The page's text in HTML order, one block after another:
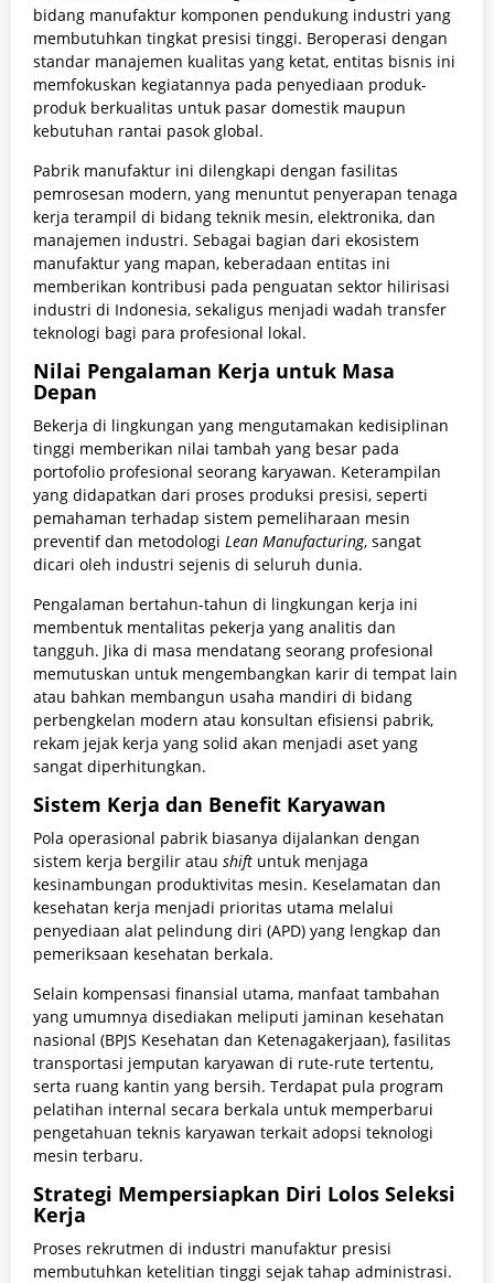
bidang manufaktur komponen pendukung industri yang
membutuhkan tingkat presisi tinggi. Beroperasi dengan
standar manajemen kualitas yang ketat, entitas bisnis ini
memfokuskan kegiatannya pada penyediaan produk-
produk berkualitas untuk pasar domestik maupun
kebutuhan rantai pasok global.
Pabrik manufaktur ini dilengkapi dengan fasilitas
pemrosesan modern, yang menuntut penyerapan tenaga
kerja terampil di bidang teknik mesin, elektronika, dan
manajemen industri. Sebagai bagian dari ekosistem
manufaktur yang mapan, keberadaan entitas ini
memberikan kontribusi pada penguatan sektor hilirisasi
industri di Indonesia, sekaligus menjadi wadah transfer
teknologi bagi para profesional lokal.
Nilai Pengalaman Kerja untuk Masa
Depan
Bekerja di lingkungan yang mengutamakan kedisiplinan
tinggi memberikan nilai tambah yang besar pada
portofolio profesional seorang karyawan. Keterampilan
yang didapatkan dari proses produksi presisi, seperti
pemahaman terhadap sistem pemeliharaan mesin
preventif dan metodologi Lean Manufacturing, sangat
dicari oleh industri sejenis di seluruh dunia.
Pengalaman bertahun-tahun di lingkungan kerja ini
membentuk mentalitas pekerja yang analitis dan
tangguh. Jika di masa mendatang seorang profesional
memutuskan untuk mengembangkan karir di tempat lain
atau bahkan membangun usaha mandiri di bidang
perbengkelan modern atau konsultan efisiensi pabrik,
rekam jejak kerja yang solid akan menjadi aset yang
sangat diperhitungkan.
Sistem Kerja dan Benefit Karyawan
Pola operasional pabrik biasanya dijalankan dengan
sistem kerja bergilir atau shift untuk menjaga
kesinambungan produktivitas mesin. Keselamatan dan
kesehatan kerja menjadi prioritas utama melalui
penyediaan alat pelindung diri (APD) yang lengkap dan
pemeriksaan kesehatan berkala.
Selain kompensasi finansial utama, manfaat tambahan
yang umumnya disediakan meliputi jaminan kesehatan
nasional (BPJS Kesehatan dan Ketenagakerjaan), fasilitas
transportasi jemputan karyawan di rute-rute tertentu,
serta ruang kantin yang bersih. Terdapat pula program
pelatihan internal secara berkala untuk memperbarui
pengetahuan teknis karyawan terkait adopsi teknologi
mesin terbaru.
Strategi Mempersiapkan Diri Lolos Seleksi
Kerja
Proses rekrutmen di industri manufaktur presisi
membutuhkan ketelitian tinggi sejak tahap administrasi.